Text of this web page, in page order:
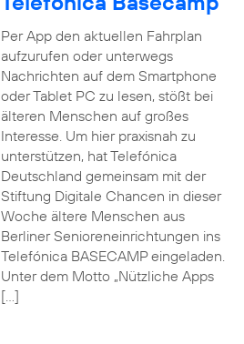
Per App den aktuellen Fahrplan
aufzurufen oder unterwegs
Nachrichten auf dem Smartphone
oder Tablet PC zu lesen, stößt bei
älteren Menschen auf großes
Interesse. Um hier praxisnah zu
unterstützen, hat Telefónica
Deutschland gemeinsam mit der
Stiftung Digitale Chancen in dieser
Woche ältere Menschen aus
Berliner Senioreneinrichtungen ins
Telefónica BASECAMP eingeladen.
Unter dem Motto „Nützliche Apps
[…]